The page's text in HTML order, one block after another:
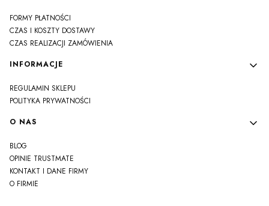
FORMY PŁATNOŚCI
CZAS I KOSZTY DOSTAWY
CZAS REALIZACJI ZAMÓWIENIA
INFORMACJE
REGULAMIN SKLEPU
POLITYKA PRYWATNOŚCI
O NAS
BLOG
OPINIE TRUSTMATE
KONTAKT I DANE FIRMY
O FIRMIE